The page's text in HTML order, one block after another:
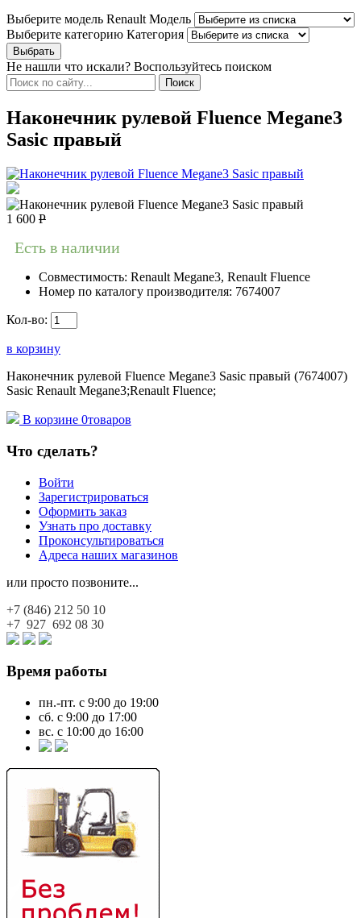
Выберите модель Renault Модель
Выберите категорию Категория
Не нашли что искали? Воспользуйтесь поиском
Наконечник рулевой Fluence Megane3
Sasic правый
1 600 Р
Есть в наличии
Совместимость: Renault Megane3, Renault Fluence
Номер по каталогу производителя: 7674007
Кол-во:
в корзину
Наконечник рулевой Fluence Megane3 Sasic правый (7674007)
Sasic Renault Megane3;Renault Fluence;
В корзине 0товаров
Что сделать?
Войти
Зарегистрироваться
Оформить заказ
Узнать про доставку
Проконсультироваться
Адреса наших магазинов
или просто позвоните...
+7 (846) 212 50 10
+7 927 692 08 30
Время работы
пн.-пт. с 9:00 до 19:00
сб. с 9:00 до 17:00
вс. с 10:00 до 16:00